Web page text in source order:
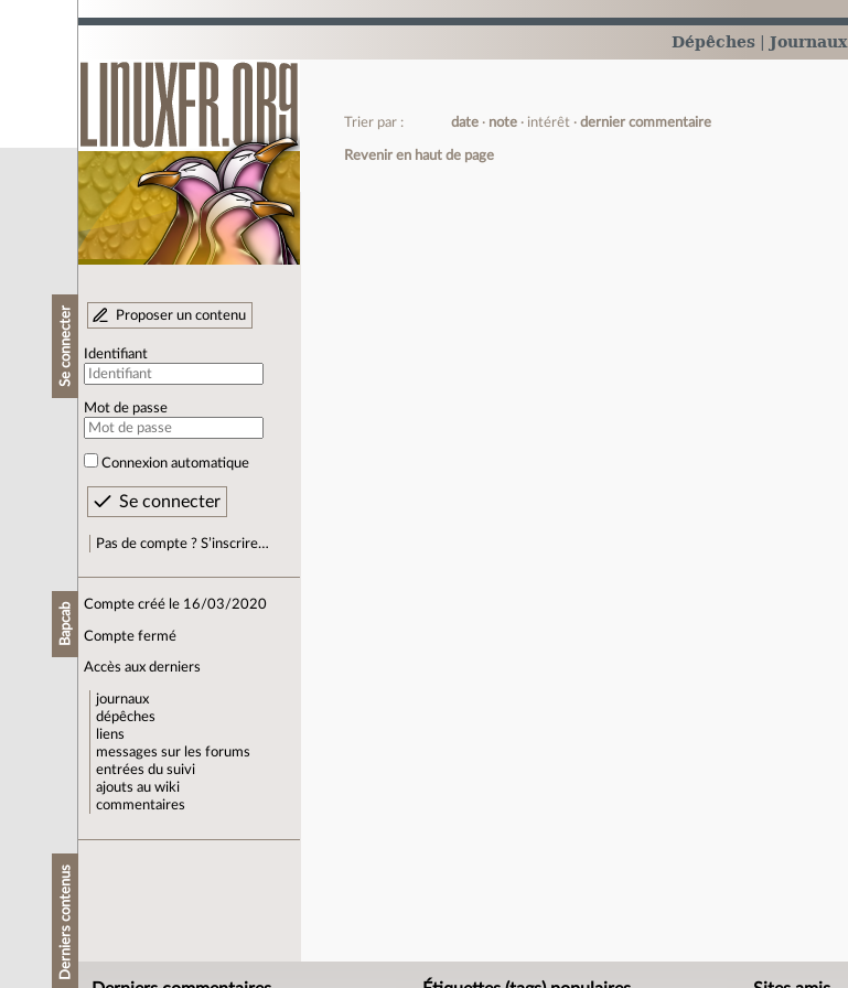
Dépêches Journaux
Se connecter Proposer un contenu
Identifiant
Mot de passe
Connexion automatique
Pas de compte ? S’inscrire…
Bapcab Compte créé le 16/03/2020
Compte fermé
Accès aux derniers
journaux
dépêches
liens
messages sur les forums
entrées du suivi
ajouts au wiki
commentaires
Derniers contenus
Trier par : date note intérêt dernier commentaire
Revenir en haut de page